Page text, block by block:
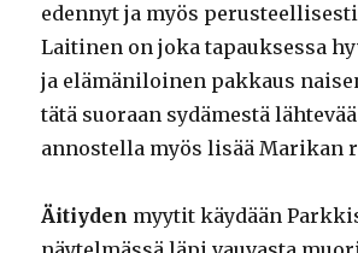
edennyt ja myös
Laitinen on joka tapauksessa
ja elämäniloinen pakkaus
tätä suoraan sydämestä
annostella myös lisää Marikan
Äitiyden myytit käydään